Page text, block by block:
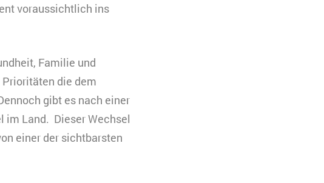
voraussichtlich ins
Familie und
die dem
gibt es nach einer
im Land. Dieser Wechsel
einer der sichtbarsten